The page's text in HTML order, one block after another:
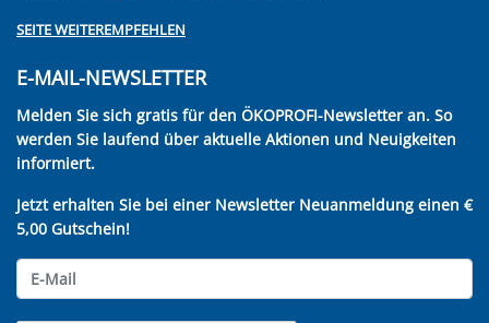
SEITE WEITEREMPFEHLEN
E-MAIL-NEWSLETTER
Melden Sie sich gratis für den ÖKOPROFI-Newsletter an. So
werden Sie laufend über aktuelle Aktionen und Neuigkeiten
informiert.
Jetzt erhalten Sie bei einer Newsletter Neuanmeldung einen €
5,00 Gutschein!